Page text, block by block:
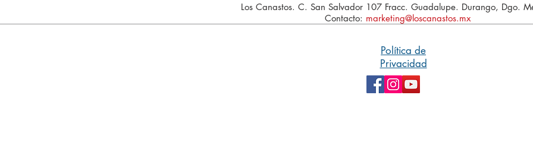
Los Canastos. C. San Salvador 107 Fracc. Guadalupe. Durango, Dgo.
Contacto: marketing@loscanastos.mx
Política de
Privacidad